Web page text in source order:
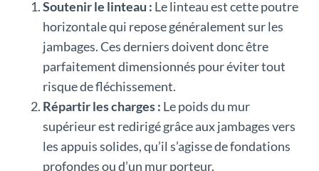
Soutenir le linteau : Le linteau est cette poutre
horizontale qui repose généralement sur les
jambages. Ces derniers doivent donc être
parfaitement dimensionnés pour éviter tout
risque de fléchissement.
Répartir les charges : Le poids du mur
supérieur est redirigé grâce aux jambages vers
les appuis solides, qu’il s’agisse de fondations
profondes ou d’un mur porteur.